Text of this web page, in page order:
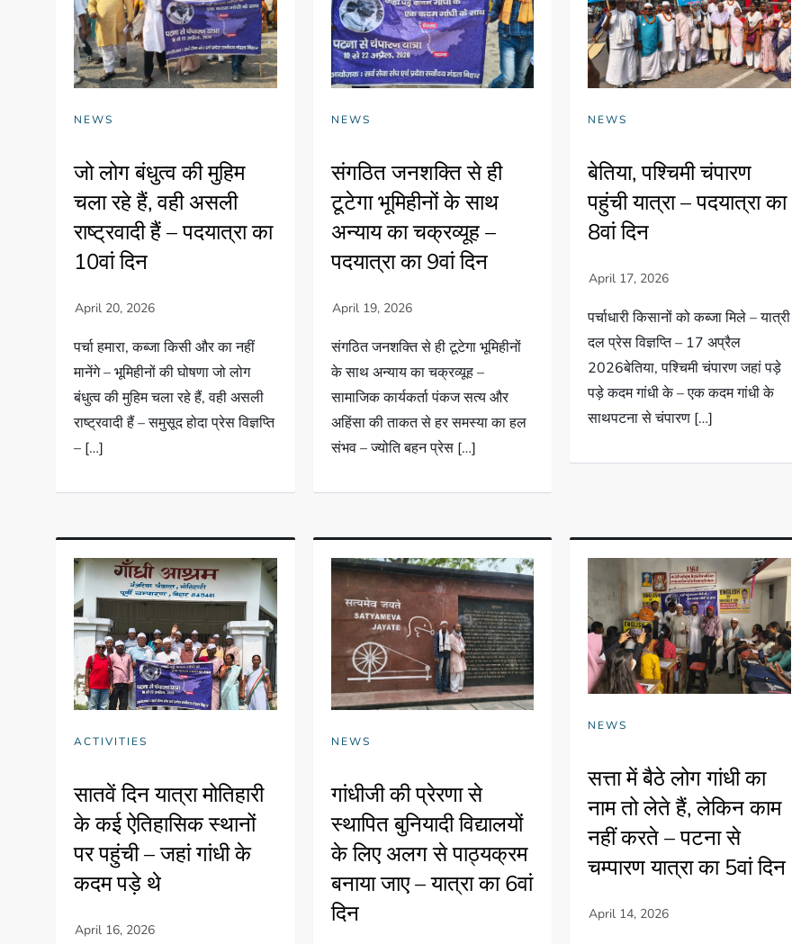
NEWS
जो लोग बंधुत्व की मुहिम
चला रहे हैं, वही असली
राष्ट्रवादी हैं – पदयात्रा का
10वां दिन
पर्चा हमारा, कब्जा किसी और का नहीं
मानेंगे – भूमिहीनों की घोषणा जो लोग
बंधुत्व की मुहिम चला रहे हैं, वही असली
राष्ट्रवादी हैं – समुसूद होदा प्रेस विज्ञप्ति
– […]
NEWS
संगठित जनशक्ति से ही
टूटेगा भूमिहीनों के साथ
अन्याय का चक्रव्यूह –
पदयात्रा का 9वां दिन
संगठित जनशक्ति से ही टूटेगा भूमिहीनों
के साथ अन्याय का चक्रव्यूह –
सामाजिक कार्यकर्ता पंकज सत्य और
अहिंसा की ताकत से हर समस्या का हल
संभव – ज्योति बहन प्रेस […]
NEWS
बेतिया, पश्चिमी चंपारण
पहुंची यात्रा – पदयात्रा का
8वां दिन
पर्चाधारी किसानों को कब्जा मिले – यात्री
दल प्रेस विज्ञप्ति – 17 अप्रैल
2026बेतिया, पश्चिमी चंपारण जहां पड़े
पड़े कदम गांधी के – एक कदम गांधी के
साथपटना से चंपारण […]
ACTIVITIES
सातवें दिन यात्रा मोतिहारी
के कई ऐतिहासिक स्थानों
पर पहुंची – जहां गांधी के
कदम पड़े थे
NEWS
गांधीजी की प्रेरणा से
स्थापित बुनियादी विद्यालयों
के लिए अलग से पाठ्यक्रम
बनाया जाए – यात्रा का 6वां
दिन
NEWS
सत्ता में बैठे लोग गांधी का
नाम तो लेते हैं, लेकिन काम
नहीं करते – पटना से
चम्पारण यात्रा का 5वां दिन